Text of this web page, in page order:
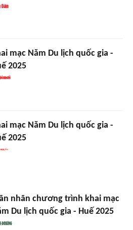
mạc Năm Du lịch quốc gia -
2025
mạc Năm Du lịch quốc gia -
2025
nhãn chương trình khai mạc
Du lịch quốc gia - Huế 2025